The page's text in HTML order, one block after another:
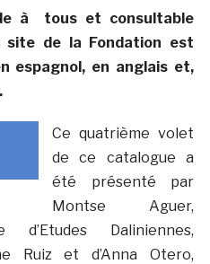
à tous et consultable
de la Fondation est
espagnol, en anglais et,
Ce quatrième volet
de ce catalogue a
été présenté par
Montse Aguer,
Daliniennes,
Ruiz et d’Anna Otero,